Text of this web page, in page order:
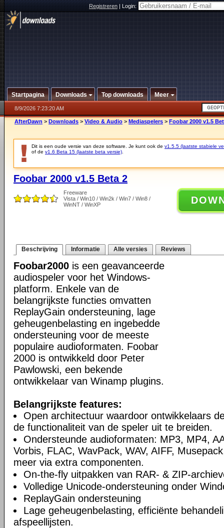
Registreren|Login:
Startpagina Downloads Top downloads Meer
8/9/2026 7:23:20 AM
AfterDawn > Downloads > Video & Audio > Mediaspelers > Foobar 2000 v1.5
Dit is een oude versie van deze software. Je kunt ook de v1.5.5 (laatste stabiele
of de v1.6 Beta 15 (laatste beta versie)
Foobar 2000 v1.5 Beta 2
Freeware
Vista / Win10 / Win2k / Win7 / Win8 /
WinNT / WinXP
Beschrijving Informatie Alle versies Reviews
Foobar2000 is een geavanceerde
audiospeler voor het Windows-
platform. Enkele van de
belangrijkste functies omvatten
ReplayGain ondersteuning, lage
geheugenbelasting en ingebedde
ondersteuning voor de meeste
populaire audioformaten. Foobar
2000 is ontwikkeld door Peter
Pawlowski, een bekende
ontwikkelaar van Winamp plugins.
Belangrijkste features:
Open architectuur waardoor ontwikkelaars
de functionaliteit van de speler uit te breiden.
Ondersteunde audioformaten: MP3, MP4,
Vorbis, FLAC, WavPack, WAV, AIFF,
meer via extra componenten.
On-the-fly uitpakken van RAR- & ZIP-
Volledige Unicode-ondersteuning onder
ReplayGain ondersteuning
Lage geheugenbelasting, efficiënte
afspeellijsten.